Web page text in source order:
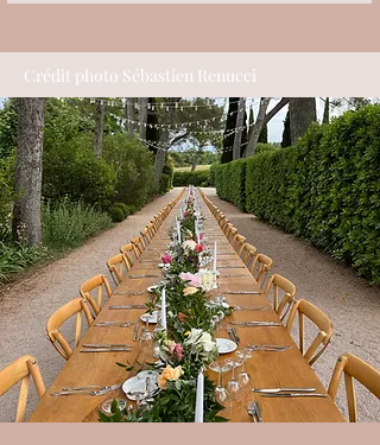
Crédit photo Sébastien Renucci